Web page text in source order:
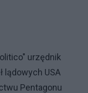
urzędnik
lądowych USA
Pentagonu